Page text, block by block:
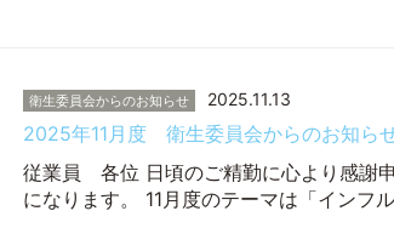
衛生委員会からのお知らせ 2025.11.13
2025年11月度 衛生委員会からのお知ら
従業員 各位 日頃のご精勤に心より感謝
になります。 11月度のテーマは「インフ